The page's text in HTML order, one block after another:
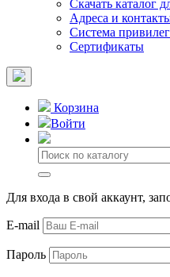
Скачать каталог
Адреса и
Система
Сертификаты
Корзина
Войти
Для входа в свой аккаунт,
E-mail
Пароль